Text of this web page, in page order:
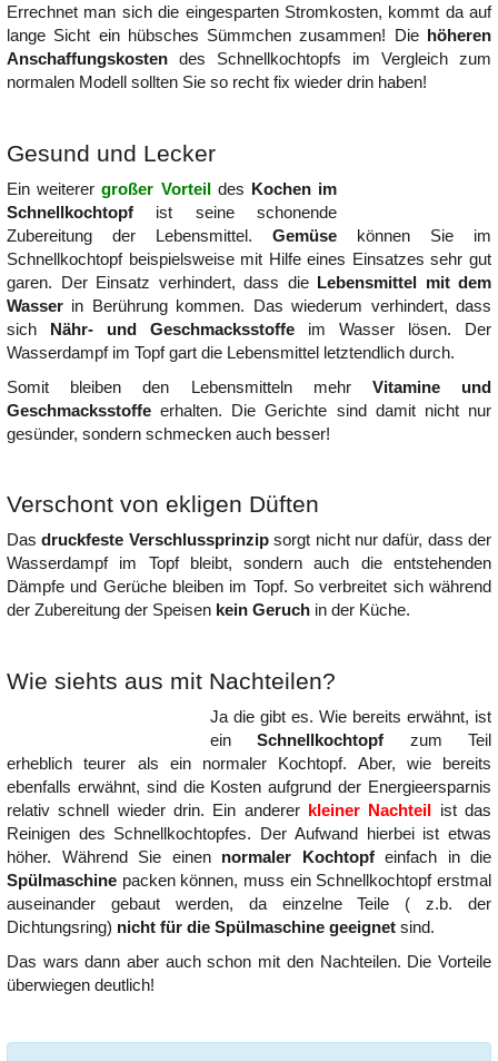
Errechnet man sich die eingesparten Stromkosten, kommt da auf
lange Sicht ein hübsches Sümmchen zusammen! Die höheren
Anschaffungskosten des Schnellkochtopfs im Vergleich zum
normalen Modell sollten Sie so recht fix wieder drin haben!
Gesund und Lecker
Ein weiterergroßer Vorteildes Kochen im
Schnellkochtopf ist seine schonende
Zubereitung der Lebensmittel. Gemüse können Sie im
Schnellkochtopf beispielsweise mit Hilfe eines Einsatzes sehr gut
garen. Der Einsatz verhindert, dass die Lebensmittel mit dem
Wasser in Berührung kommen. Das wiederum verhindert, dass
sich Nähr- und Geschmacksstoffe im Wasser lösen. Der
Wasserdampf im Topf gart die Lebensmittel letztendlich durch.
Somit bleiben den Lebensmitteln mehr Vitamine und
Geschmacksstoffe erhalten. Die Gerichte sind damit nicht nur
gesünder, sondern schmecken auch besser!
Verschont von ekligen Düften
Dasdruckfeste Verschlussprinzipsorgt nicht nur dafür, dass der
Wasserdampf im Topf bleibt, sondern auch die entstehenden
Dämpfe und Gerüche bleiben im Topf. So verbreitet sich während
der Zubereitung der Speisen kein Geruch in der Küche.
Wie siehts aus mit Nachteilen?
Ja die gibt es. Wie bereits erwähnt, ist
einSchnellkochtopf zum Teil
erheblich teurer als ein normaler Kochtopf. Aber, wie bereits
ebenfalls erwähnt, sind die Kosten aufgrund der Energieersparnis
relativ schnell wieder drin. Ein anderer kleiner Nachteil ist das
Reinigen des Schnellkochtopfes. Der Aufwand hierbei ist etwas
höher. Während Sie einen normaler Kochtopfeinfach in die
Spülmaschine packen können, muss ein Schnellkochtopf erstmal
auseinander gebaut werden, da einzelne Teile ( z.b. der
Dichtungsring) nicht für die Spülmaschine geeignet sind.
Das wars dann aber auch schon mit den Nachteilen. Die Vorteile
überwiegen deutlich!